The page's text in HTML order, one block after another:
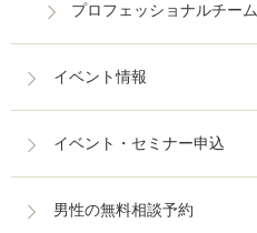
プロフェッショナルチーム
イベント情報
イベント・セミナー申込
男性の無料相談予約